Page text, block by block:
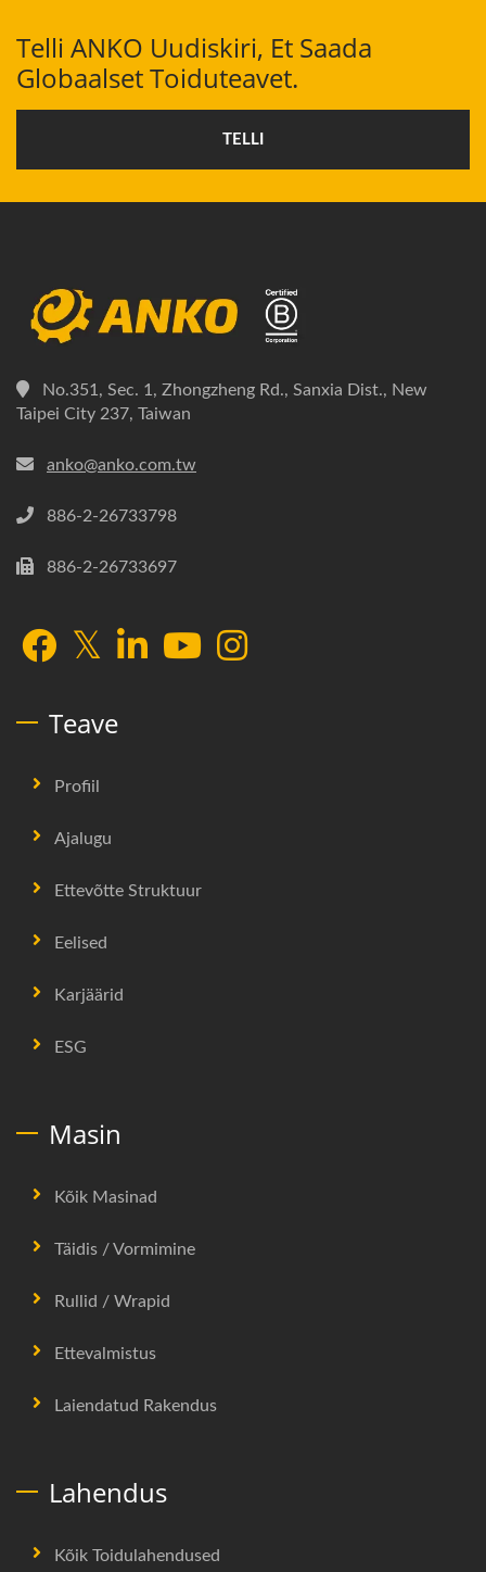
Telli ANKO Uudiskiri, Et Saada
Globaalset Toiduteavet.
TELLI
No.351, Sec. 1, Zhongzheng Rd., Sanxia Dist., New
Taipei City 237, Taiwan
anko@anko.com.tw
886-2-26733798
886-2-26733697
Teave
Profiil
Ajalugu
Ettevõtte Struktuur
Eelised
Karjäärid
ESG
Masin
Kõik Masinad
Täidis / Vormimine
Rullid / Wrapid
Ettevalmistus
Laiendatud Rakendus
Lahendus
Kõik Toidulahendused